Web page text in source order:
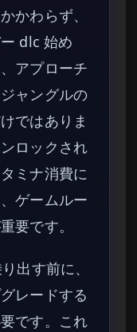
かわらず、
dlc 始め
アプローチ
ャングルの
ではありま
ロックされ
ミナ消費に
ゲームルー
要です。
出す前に、
レードする
です。これ